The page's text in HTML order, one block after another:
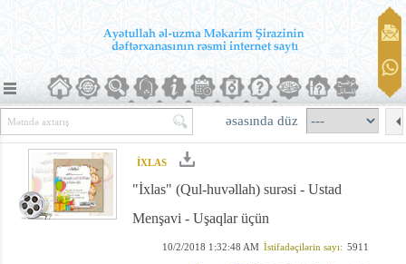
əsasında düz
İXLAS
"İxlas" (Qul-huvəllah) surəsi - Ustad
Menşavi - Uşaqlar üçün
5911
İstifadəçilərin sayı:
10/2/2018 1:32:48 AM